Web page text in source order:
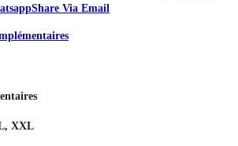
Share Via Email
XXL